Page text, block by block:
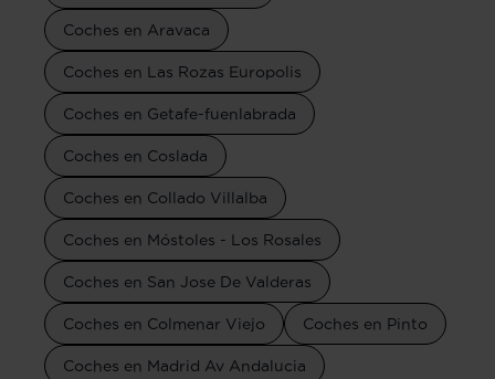
Coches en Aravaca
Coches en Las Rozas Europolis
Coches en Getafe-fuenlabrada
Coches en Coslada
Coches en Collado Villalba
Coches en Móstoles - Los Rosales
Coches en San Jose De Valderas
Coches en Colmenar Viejo Coches en Pinto
Coches en Madrid Av Andalucia